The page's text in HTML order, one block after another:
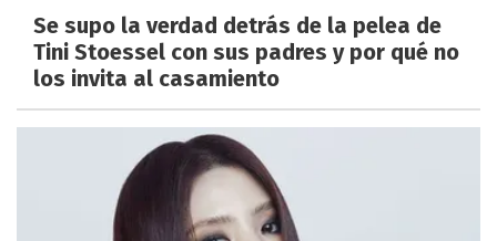
Se supo la verdad detrás de la pelea de
Tini Stoessel con sus padres y por qué no
los invita al casamiento